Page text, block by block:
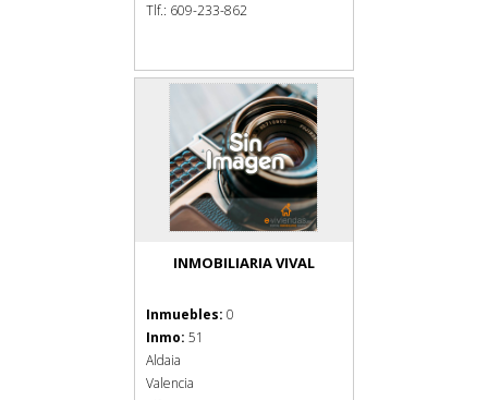
Tlf.: 609-233-862
INMOBILIARIA VIVAL
Inmuebles: 0
Inmo: 51
Aldaia
Valencia